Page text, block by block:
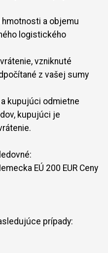
a objemu
logistického
vzniknuté
z vašej sumy
kupujúci odmietne
kupujúci je
EÚ 200 EUR Ceny
prípady: